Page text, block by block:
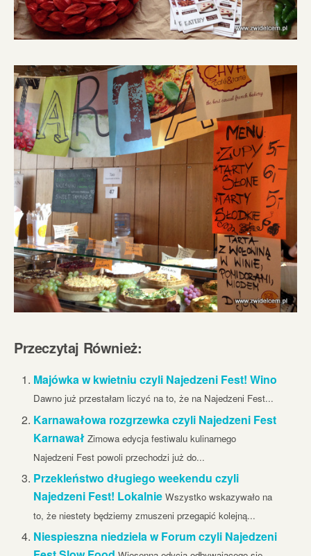
Przeczytaj Również:
Majówka w kwietniu czyli Najedzeni Fest! Wino
Dawno już przestałam liczyć na to, że na Najedzeni Fest...
Karnawałowa rozgrzewka czyli Najedzeni Fest
Karnawał Zimowa edycja festiwalu kulinarnego
Najedzeni Fest powoli przechodzi już do...
Przekleństwo długiego weekendu czyli
Najedzeni Fest! Lokalnie Wszystko wskazywało na
to, że niestety będziemy zmuszeni przegapić kolejną...
Niespieszna niedziela w Forum czyli Najedzeni